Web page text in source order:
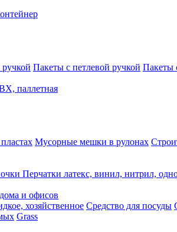
Пакеты с петлевой ручкой Пакеты
паллетная
Мусорные мешки в рулонах
Перчатки латекс, винил, нитрил,
и офисов
хозяйственное Средство для посуды
Grass